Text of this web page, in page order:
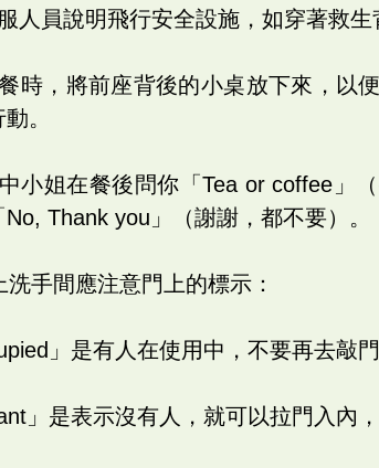
服人員說明飛行安全設施，如穿著救
餐時，將前座背後的小桌放下來，
。
中小姐在餐後問你「Tea or coffee」
‬Thank you」（謝謝，都不要）。
洗手間應注意門上的標示：
」是有人在使用中，不要再去敲門
」是表示沒有人，就可以拉門入內